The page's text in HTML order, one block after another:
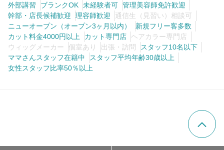
外部講習
ブランクOK 未経験者可 管理美容師免許歓迎
幹部・店長候補歓迎
理容師歓迎
通信生（見習い）相談可
ニューオープン（オープン3ヶ月以内）
新規フリー客多数
カット料金4000円以上
カット専門店 ヘアカラー専門店
ウィッグメーカー
個室あり 出張・訪問
スタッフ10名以下
ママさんスタッフ在籍中
スタッフ平均年齢30歳以上
女性スタッフ比率50％以上